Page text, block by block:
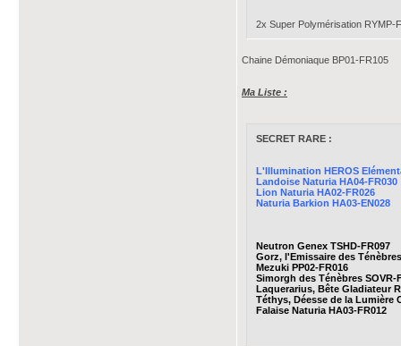
2x Super Polymérisation RYMP-
Chaine Démoniaque BP01-FR105
Ma Liste :
SECRET RARE :
L'Illumination HEROS
Landoise Naturia HA04-FR030
Lion Naturia HA02-FR026
Naturia Barkion HA03-EN028
Neutron Genex TSHD-FR097
Gorz, l'Emissaire des
Mezuki PP02-FR016
Simorgh des Ténèbres SOVR-
Laquerarius, Bête Gladiateur
Téthys, Déesse de la Lumière
Falaise Naturia HA03-FR012